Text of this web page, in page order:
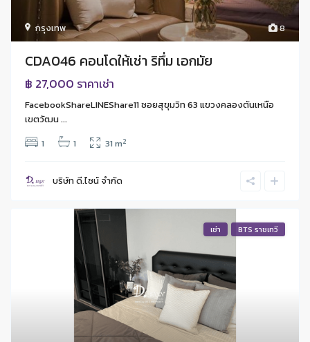
8
กรุงเทพ
CDA046 คอนโดให้เช่า ริทึ่ม เอกมัย
฿ 27,000 ราคาเช่า
FacebookShareLINEShare11 ซอยสุขุมวิท 63 แขวงคลองตันเหนือ
เขตวัฒน ...
1
1 31 m2
บริษัท ดี.ไซน์ จํากัด
เช่า BTS ราชเทวี